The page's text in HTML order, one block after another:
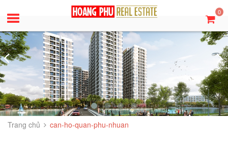
0
Trang chủ can-ho-quan-phu-nhuan